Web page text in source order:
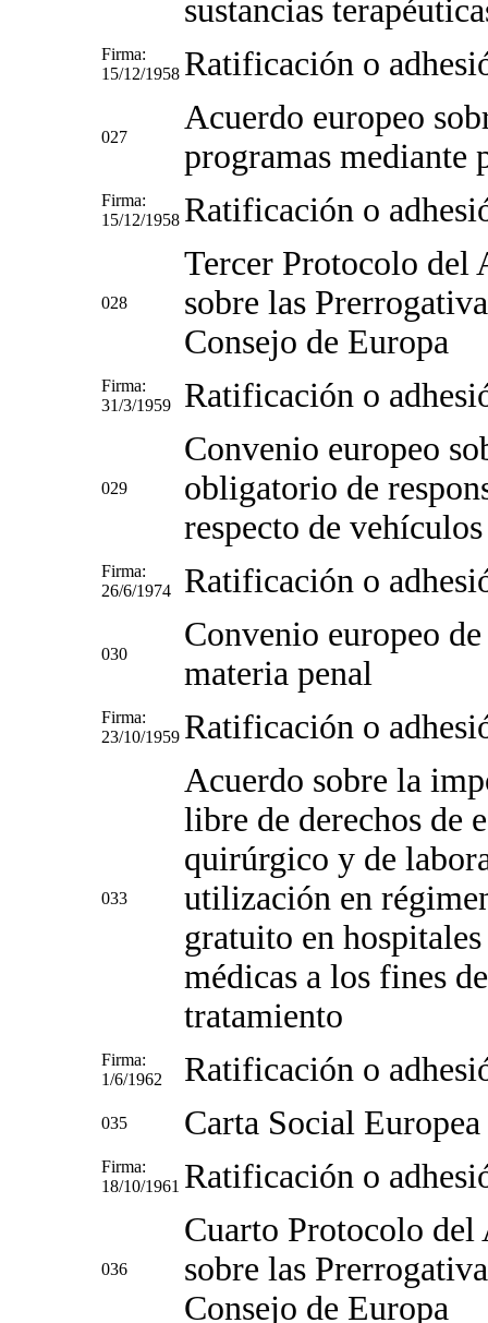
sustancias
Firma:
15/12/1958 Ratificación o
027
Acuerdo europeo
programas mediante
Firma:
15/12/1958 Ratificación o
028
Tercer Protocolo del
sobre las
Consejo de Europa
Firma:
31/3/1959
Ratificación o
029
Convenio europeo
obligatorio de
respecto de
Firma:
26/6/1974
Ratificación o
030
Convenio europeo
materia penal
Firma:
23/10/1959 Ratificación o
033
Acuerdo sobre la
libre de derechos de
quirúrgico y de
utilización en
gratuito en
médicas a los fines
tratamiento
Firma:
1/6/1962
Ratificación o
035 Carta Social Europea
Firma:
18/10/1961 Ratificación o
036
Cuarto Protocolo del
sobre las
Consejo de Europa